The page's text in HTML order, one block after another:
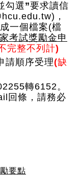
勾選”要求讀信
，
一個檔案(檔
考試獎勵金申
完整不列計)
請順序受理(缺
轉6152。
回條，請務必
要點